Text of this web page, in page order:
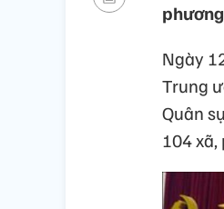
Ngày
Trung
Quân
104